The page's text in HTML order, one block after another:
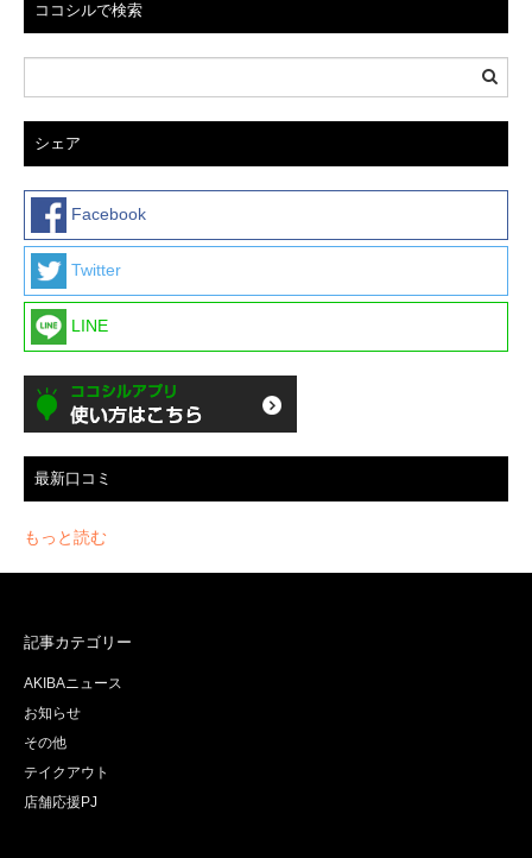
ココシルで検索
シェア
Facebook
Twitter
LINE
最新口コミ
もっと読む
記事カテゴリー
AKIBAニュース
お知らせ
その他
テイクアウト
店舗応援PJ